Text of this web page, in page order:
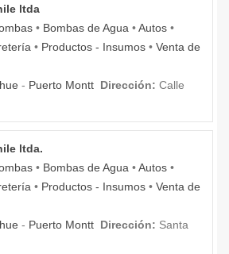
ltda
• Bombas de Agua •Autos •
• Productos - Insumos • Venta de
- Puerto Montt Dirección: Calle
ltda.
• Bombas de Agua •Autos •
• Productos - Insumos • Venta de
- Puerto Montt Dirección: Santa